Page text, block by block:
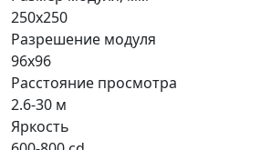
250x250
Разрешение модуля
96x96
Расстояние просмотра
2.6-30 м
Яркость